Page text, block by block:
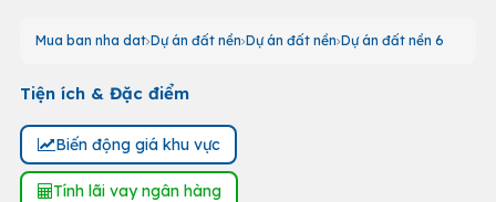
Mua ban nha dat Dự án đất nền Dự án đất nền Dự án đất nền 6
Tiện ích & Đặc điểm
Biến động giá khu vực
Tính lãi vay ngân hàng